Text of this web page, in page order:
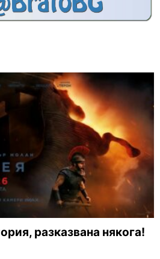
разказвана някога!